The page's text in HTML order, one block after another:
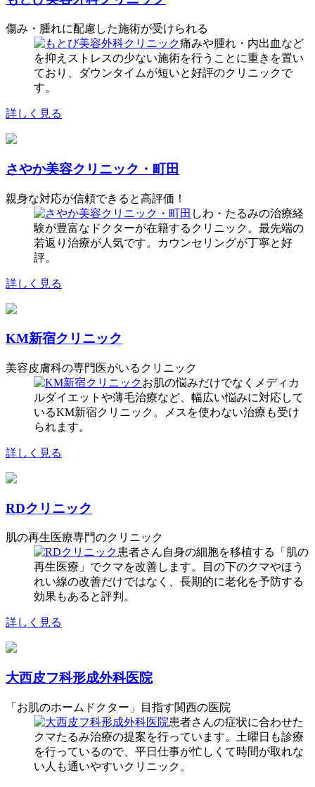
傷み・腫れに配慮した施術が受けられる
痛みや腫れ・内出血など
を抑えストレスの少ない施術を行うことに重きを置い
ており、ダウンタイムが短いと好評のクリニックで
す。
詳しく見る
さやか美容クリニック・町田
親身な対応が信頼できると高評価！
しわ・たるみの治療経
験が豊富なドクターが在籍するクリニック。最先端の
若返り治療が人気です。カウンセリングが丁寧と好
評。
詳しく見る
KM新宿クリニック
美容皮膚科の専門医がいるクリニック
お肌の悩みだけでなくメディカ
ルダイエットや薄毛治療など、幅広い悩みに対応して
いるKM新宿クリニック。メスを使わない治療も受け
られます。
詳しく見る
RDクリニック
肌の再生医療専門のクリニック
患者さん自身の細胞を移植する「肌の
再生医療」でクマを改善します。目の下のクマやほう
れい線の改善だけではなく、長期的に老化を予防する
効果もあると評判。
詳しく見る
大西皮フ科形成外科医院
「お肌のホームドクター」目指す関西の医院
患者さんの症状に合わせた
クマたるみ治療の提案を行っています。土曜日も診療
を行っているので、平日仕事が忙しくて時間が取れな
い人も通いやすいクリニック。